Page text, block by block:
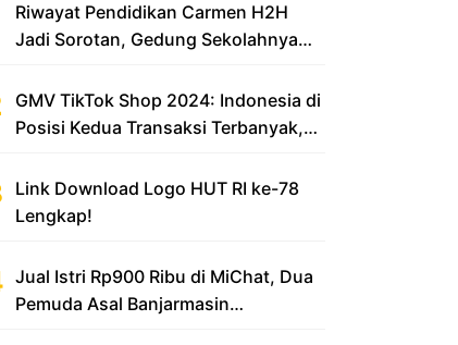
Riwayat Pendidikan Carmen H2H
Jadi Sorotan, Gedung Sekolahnya
GMV TikTok Shop 2024: Indonesia di
Posisi Kedua Transaksi Terbanyak,
Link Download Logo HUT RI ke-78
Lengkap!
Jual Istri Rp900 Ribu di MiChat, Dua
Pemuda Asal Banjarmasin